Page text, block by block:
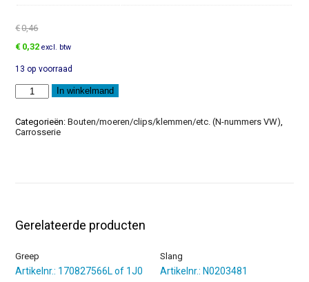
€0,46
Oorspronkelijke
was:
€0,46.
€ 0,32Huidige
is:
€0,32.
excl. btw
13 op voorraad
Inbusbout
aantal
In winkelmand
Categorieën:Bouten/moeren/clips/klemmen/etc. (N-nummers VW),
Carrosserie
Gerelateerde producten
Greep
Artikelnr.: 170827566L of 1J0
Slang
Artikelnr.: N0203481